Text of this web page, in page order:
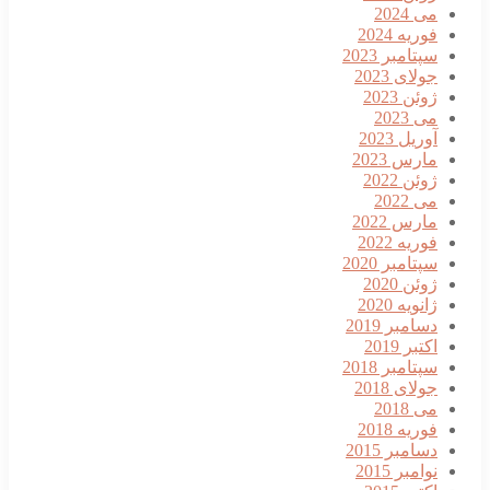
2024
2023
2023
2023
2023
2023
2022
2022
2022
2020
2020
2020
2019
2019
2018
2018
2018
2015
2015